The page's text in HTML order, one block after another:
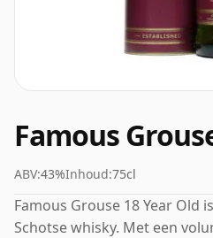
Famous
ABV:43%Inhoud:75cl
Famous Grouse 18 Year Old
Schotse whisky. Met een